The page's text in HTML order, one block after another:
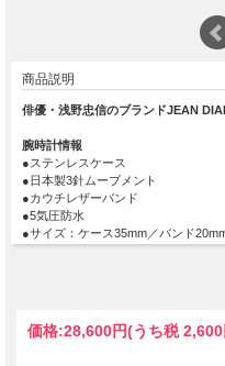
商品説明
俳優・浅野忠信のブランドJEAN
腕時計情報
●ステンレスケース
●日本製3針ムーブメント
●カウチレザーバンド
●5気圧防水
●サイズ：ケース35mm／バンド
2015年3月20日発売
価格:28,600円(うち税 2,600